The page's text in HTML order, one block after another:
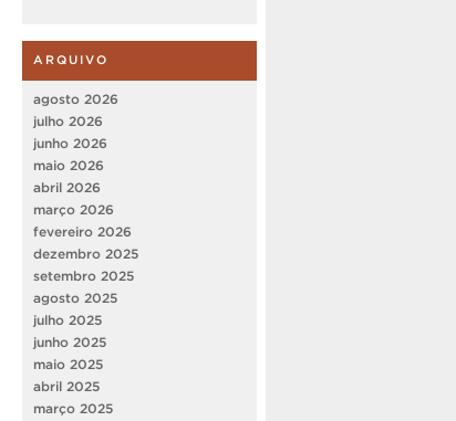
ARQUIVO
agosto 2026
julho 2026
junho 2026
maio 2026
abril 2026
março 2026
fevereiro 2026
dezembro 2025
setembro 2025
agosto 2025
julho 2025
junho 2025
maio 2025
abril 2025
março 2025